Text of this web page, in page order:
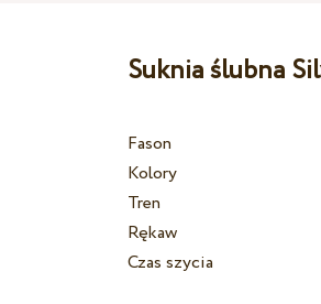
Suknia ślubna
Fason
Kolory
Tren
Rękaw
Czas szycia